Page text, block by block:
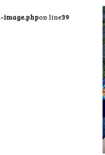
on line39